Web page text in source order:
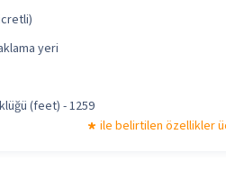
yeri
(feet) - 1259
ile belirtilen özellikler